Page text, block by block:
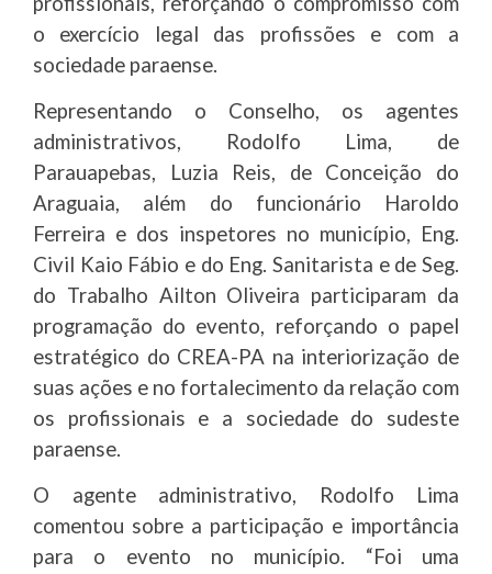
o exercício legal das profissões e com a
sociedade paraense.
Representando o Conselho, os agentes
administrativos, Rodolfo Lima, de
Parauapebas, Luzia Reis, de Conceição do
Araguaia, além do funcionário Haroldo
Ferreira e dos inspetores no município, Eng.
Civil Kaio Fábio e do Eng. Sanitarista e de Seg.
do Trabalho Ailton Oliveira participaram da
programação do evento, reforçando o papel
estratégico do CREA-PA na interiorização de
suas ações e no fortalecimento da relação com
os profissionais e a sociedade do sudeste
paraense.
O agente administrativo, Rodolfo Lima
comentou sobre a participação e importância
para o evento no município. “Foi uma